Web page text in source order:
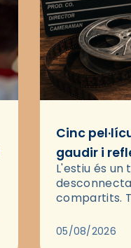
Cinc
gaudir i
L'estiu és un
compartits.
través del
05/08/2026